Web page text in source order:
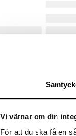
Vi värnar om din
För att du ska få en